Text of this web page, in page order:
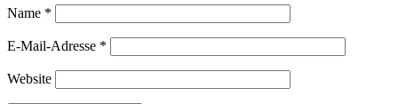
Name *
E-Mail-Adresse *
Website